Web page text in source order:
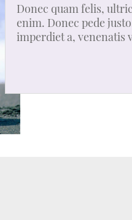
Donec quam felis,
enim. Donec pede
imperdiet a, venenatis